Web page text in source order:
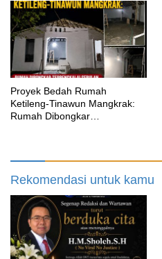
Proyek Bedah Rumah
Ketileng-Tinawun Mangkrak:
Rumah Dibongkar
Rekomendasi untuk kamu